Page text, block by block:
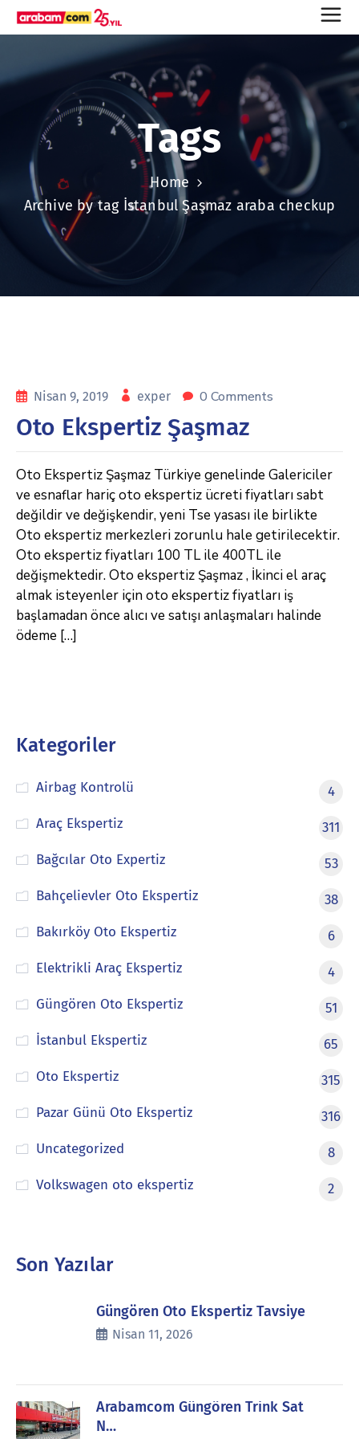
Tags
Home
Archive by tag İstanbul Şaşmaz araba checkup
Nisan 9, 2019 exper 0 Comments
Oto Ekspertiz Şaşmaz
Oto Ekspertiz Şaşmaz Türkiye genelinde Galericiler
ve esnaflar hariç oto ekspertiz ücreti fiyatları sabt
değildir ve değişkendir, yeni Tse yasası ile birlikte
Oto ekspertiz merkezleri zorunlu hale getirilecektir.
Oto ekspertiz fiyatları 100 TL ile 400TL ile
değişmektedir. Oto ekspertiz Şaşmaz , İkinci el araç
almak isteyenler için oto ekspertiz fiyatları iş
başlamadan önce alıcı ve satışı anlaşmaları halinde
ödeme […]
Kategoriler
Airbag Kontrolü
4
Araç Ekspertiz
311
Bağcılar Oto Expertiz
53
Bahçelievler Oto Ekspertiz
38
Bakırköy Oto Ekspertiz
6
Elektrikli Araç Ekspertiz
4
Güngören Oto Ekspertiz
51
İstanbul Ekspertiz
65
Oto Ekspertiz
315
Pazar Günü Oto Ekspertiz
316
Uncategorized
8
Volkswagen oto ekspertiz
2
Son Yazılar
Güngören Oto Ekspertiz Tavsiye
Nisan 11, 2026
Arabamcom Güngören Trink Sat
N…